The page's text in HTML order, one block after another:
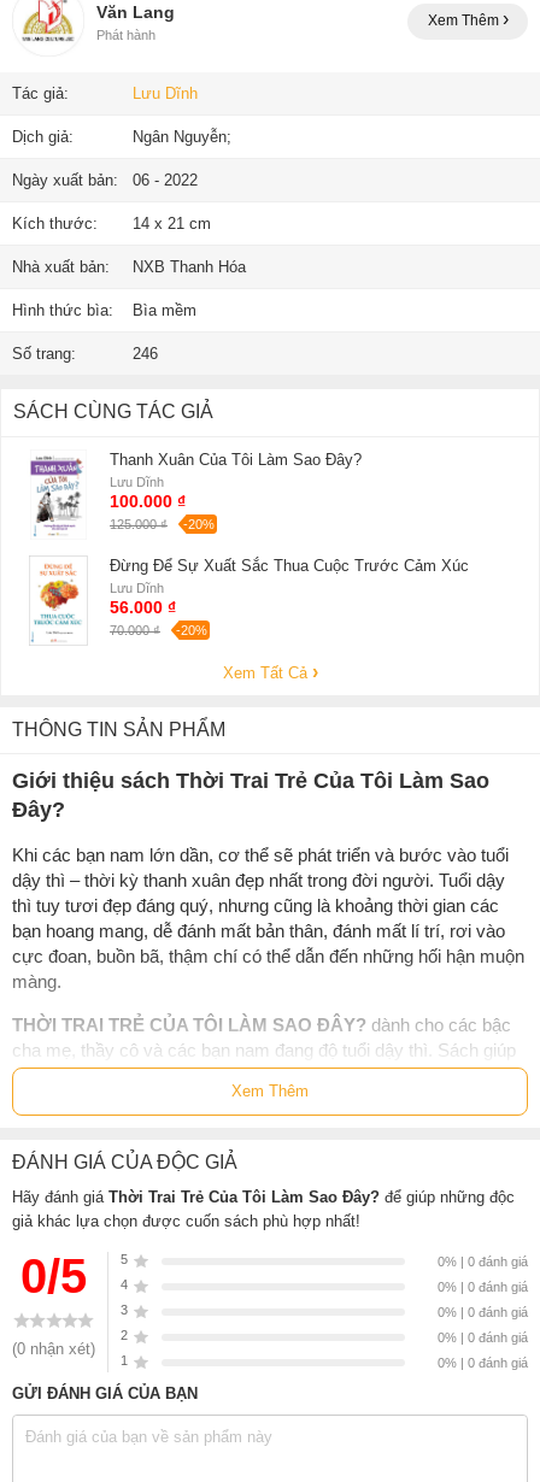
Văn Lang
Phát hành
Xem Thêm
Tác giả: Lưu Dĩnh
Dịch giả: Ngân Nguyễn;
Ngày xuất bản: 06 - 2022
Kích thước: 14 x 21 cm
Nhà xuất bản: NXB Thanh Hóa
Hình thức bìa: Bìa mềm
Số trang: 246
SÁCH CÙNG TÁC GIẢ
Thanh Xuân Của Tôi Làm Sao Đây?
Lưu Dĩnh
100.000 ₫
125.000 ₫ -20%
Đừng Để Sự Xuất Sắc Thua Cuộc Trước Cảm Xúc
Lưu Dĩnh
56.000 ₫
70.000 ₫ -20%
Xem Tất Cả
THÔNG TIN SẢN PHẨM
Giới thiệu sách Thời Trai Trẻ Của Tôi Làm Sao
Đây?
Khi các bạn nam lớn dần, cơ thể sẽ phát triển và bước vào tuổi
dậy thì – thời kỳ thanh xuân đẹp nhất trong đời người. Tuổi dậy
thì tuy tươi đẹp đáng quý, nhưng cũng là khoảng thời gian các
bạn hoang mang, dễ đánh mất bản thân, đánh mất lí trí, rơi vào
cực đoan, buồn bã, thậm chí có thể dẫn đến những hối hận muộn
màng.
THỜI TRAI TRẺ CỦA TÔI LÀM SAO ĐÂY? dành cho các bậc
cha mẹ, thầy cô và các bạn nam đang độ tuổi dậy thì. Sách giúp
mọi người hiểu về các đặc điểm, quy luật phát triển tâm sinh lý ở
các bạn nam đang độ tuổi này, từ đó tìm ra phương pháp phù
các bạn nam tuổi dậy thì gặp phải trong cuộc sống và quá trình
Hy vọng sách sẽ giúp phụ huynh đưa ra các hướng dẫn có hiệu
vui vẻ trải qua thời thanh xuân tươi đẹp.
SáchThời Trai Trẻ Của Tôi Làm Sao Đây?
có bán tại Nhà sách online NetaBooks với ưu đãi Bao sách miễn phí
và Gian hàng NetaBooks tại Tiki với ưu đãi Bao sách miễn phí và
tặng Bookmark
Xem Thêm
ĐÁNH GIÁ CỦA ĐỘC GIẢ
Hãy đánh giá Thời Trai Trẻ Của Tôi Làm Sao Đây? để giúp những độc
giả khác lựa chọn được cuốn sách phù hợp nhất!
0/5
(0 nhận xét)
5
0% | 0 đánh giá
4
0% | 0 đánh giá
3
0% | 0 đánh giá
2
0% | 0 đánh giá
1
0% | 0 đánh giá
GỬI ĐÁNH GIÁ CỦA BẠN